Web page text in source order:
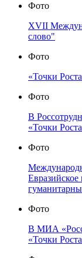
Фото
XVII
слово"
Фото
«Точки
Фото
В
«Точки
Фото
Евразийское
Фото
В МИА
«Точки